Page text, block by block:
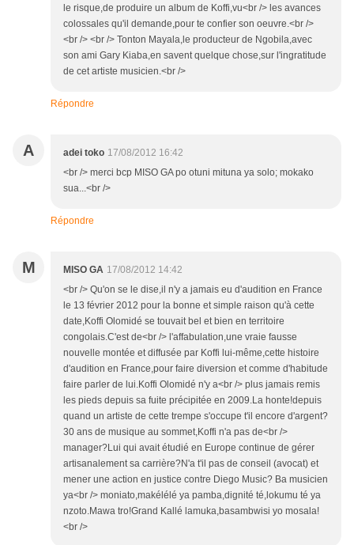
le risque,de produire un album de Koffi,vu<br /> les avances
colossales qu'il demande,pour te confier son oeuvre.<br />
<br /> <br /> Tonton Mayala,le producteur de Ngobila,avec
son ami Gary Kiaba,en savent quelque chose,sur l'ingratitude
de cet artiste musicien.<br />
Répondre
A adei toko 17/08/2012 16:42
<br /> merci bcp MISO GA po otuni mituna ya solo; mokako
sua...<br />
Répondre
M MISO GA 17/08/2012 14:42
<br /> Qu'on se le dise,il n'y a jamais eu d'audition en France
le 13 février 2012 pour la bonne et simple raison qu'à cette
date,Koffi Olomidé se touvait bel et bien en territoire
congolais.C'est de<br /> l'affabulation,une vraie fausse
nouvelle montée et diffusée par Koffi lui-même,cette histoire
d'audition en France,pour faire diversion et comme d'habitude
faire parler de lui.Koffi Olomidé n'y a<br /> plus jamais remis
les pieds depuis sa fuite précipitée en 2009.La honte!depuis
quand un artiste de cette trempe s'occupe t'il encore d'argent?
30 ans de musique au sommet,Koffi n'a pas de<br />
manager?Lui qui avait étudié en Europe continue de gérer
artisanalement sa carrière?N'a t'il pas de conseil (avocat) et
mener une action en justice contre Diego Music? Ba musicien
ya<br /> moniato,makélélé ya pamba,dignité té,lokumu té ya
nzoto.Mawa tro!Grand Kallé lamuka,basambwisi yo mosala!
<br />